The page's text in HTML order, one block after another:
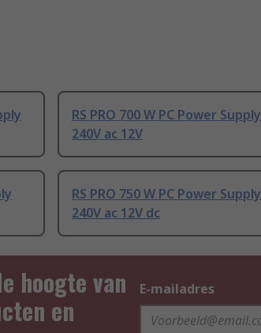
RS PRO 700 W PC Power Supply
240V ac 12V
RS PRO 750 W PC Power Supply
240V ac 12V dc
hoogte van
en
E-mailadres